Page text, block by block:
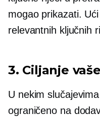
mogao prikazati.
relevantnih ključnih
3. Ciljanje
U nekim
ograničeno na